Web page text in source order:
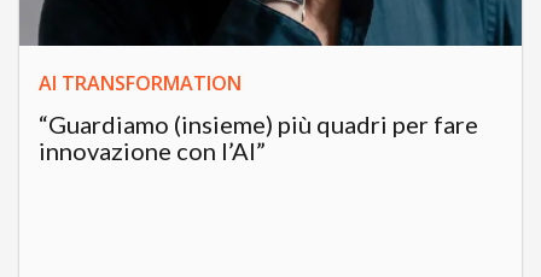
AI TRANSFORMATION
“Guardiamo (insieme) più quadri per fare
innovazione con l’AI”